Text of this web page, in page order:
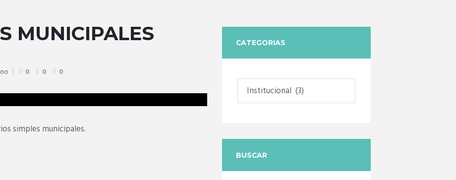
MUNICIPALES
0 0 0
simples municipales.
CATEGORIAS
Categorias
BUSCAR